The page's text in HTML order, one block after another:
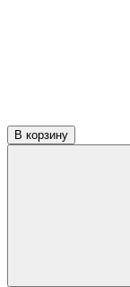
В корзину